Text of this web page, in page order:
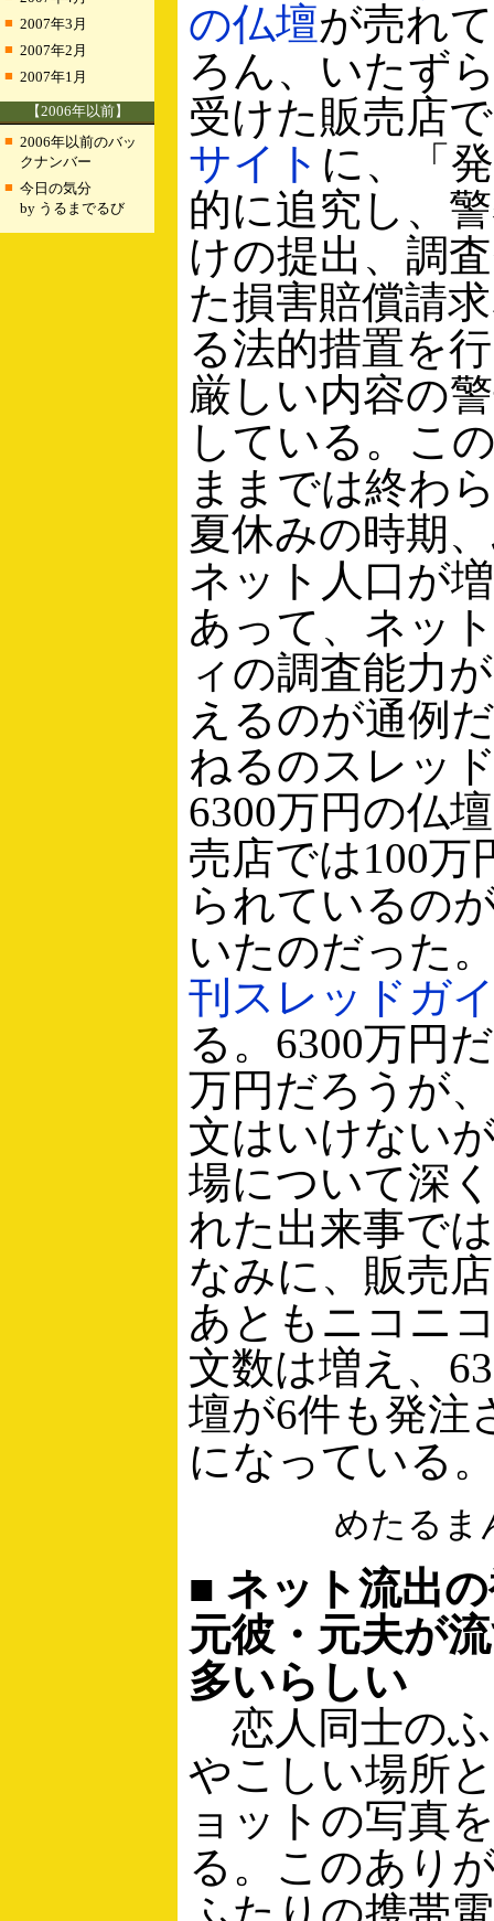
■ 2007年3月
■ 2007年2月
■ 2007年1月
【2006年以前】
■ 2006年以前のバッ
クナンバー
■ 今日の気分
by うるまでるび
の仏壇が売れ
ろん、いたず
受けた販売店
サイト に、「
的に追究し、
けの提出、調
た損害賠償請
る法的措置を
厳しい内容の
している。こ
ままでは終わ
夏休みの時期
ネット人口が
あって、ネッ
ィの調査能力
えるのが通例
ねるのスレッ
6300万円の仏
売店では100万
られているの
いたのだった
刊スレッドガ
る。6300万円
万円だろうが
文はいけない
場について深
れた出来事で
なみに、販売
あともニコニ
文数は増え、
壇が6件も発注
になっている
めたるま
■ ネット流出
元彼・元夫が
多いらしい
恋人同士の
やこしい場所
ョットの写真
る。このあり